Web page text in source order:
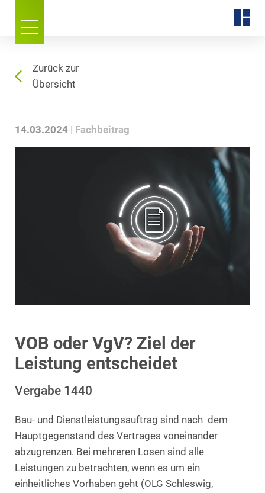
Zurück zur
Übersicht
14.03.2024 Fachbeitrag
VOB oder VgV? Ziel der
Leistung entscheidet
Vergabe 1440
Bau- und Dienstleistungsauftrag sind nach dem
Hauptgegenstand des Vertrages voneinander
abzugrenzen. Bei mehreren Losen sind alle
Leistungen zu betrachten, wenn es um ein
einheitliches Vorhaben geht (OLG Schleswig,